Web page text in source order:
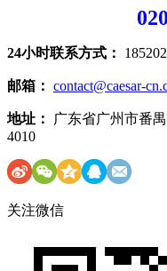
24小时联系方式：
邮箱： contact@caesar-
地址：
广东省广州市番
4010
关注微信